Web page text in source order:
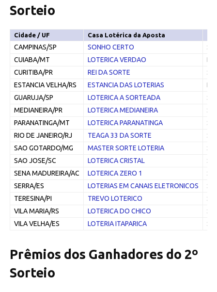
Sorteio
Cidade / UF Casa Lotérica da Aposta
CAMPINAS/SP SONHO CERTO
CUIABA/MT
LOTERICA VERDAO
CURITIBA/PR
REI DA SORTE
ESTANCIA VELHA/RS
ESTANCIA DAS LOTERIAS
GUARUJA/SP
LOTERICA A SORTEADA
MEDIANEIRA/PR
LOTERICA MEDIANEIRA
PARANATINGA/MT
LOTERICA PARANATINGA
RIO DE JANEIRO/RJ
TEAGA 33 DA SORTE
SAO GOTARDO/MG
MASTER SORTE LOTERIA
SAO JOSE/SC
LOTERICA CRISTAL
SENA MADUREIRA/AC
LOTERICA ZERO 1
SERRA/ES
LOTERIAS EM CANAIS ELETRONICOS
TERESINA/PI
TREVO LOTERICO
VILA MARIA/RS
LOTERICA DO CHICO
VILA VELHA/ES
LOTERIA ITAPARICA
Prêmios dos Ganhadores do 2º
Sorteio